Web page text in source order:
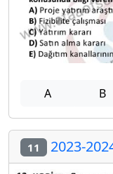
A B
11 2023-